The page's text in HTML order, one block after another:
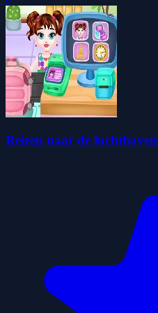
Reizen naar de luchthaven